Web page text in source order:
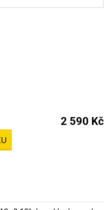
2 590 Kč